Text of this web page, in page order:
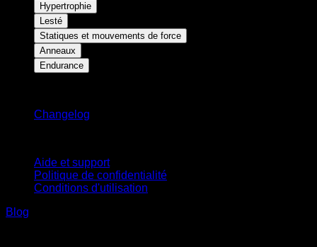
Hypertrophie
Lesté
Statiques et mouvements de force
Anneaux
Endurance
Changelog
Aide et support
Politique de confidentialité
Conditions d'utilisation
Blog